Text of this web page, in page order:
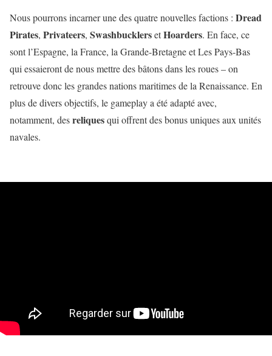
Nous pourrons incarner une des quatre nouvelles factions : Dread
Pirates, Privateers, SwashbucklersetHoarders. En face, ce
sont l’Espagne, la France, la Grande-Bretagne et Les Pays-Bas
qui essaieront de nous mettre des bâtons dans les roues – on
retrouve donc les grandes nations maritimes de la Renaissance. En
plus de divers objectifs, le gameplay a été adapté avec,
notamment, desreliquesqui offrent des bonus uniques aux unités
navales.